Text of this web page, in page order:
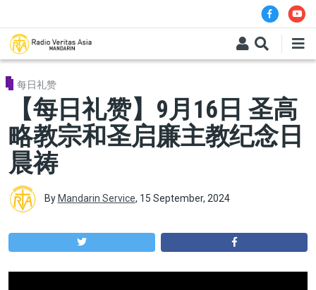
每日礼赞
【每日礼赞】9月16日 圣高
略教宗和圣启廉主教纪念日
晨祷
By Mandarin Service, 15 September, 2024